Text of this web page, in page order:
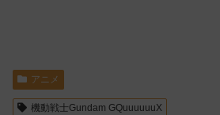
アニメ
機動戦士Gundam GQuuuuuuX